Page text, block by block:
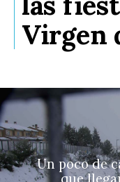
Virgen
Un poco de